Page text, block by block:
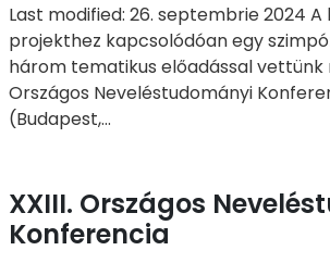
Last modified: 26. septembrie 2024
projekthez kapcsolódóan egy
három tematikus előadással vettünk
Országos Neveléstudományi
(Budapest,...
XXIII. Országos
Konferencia